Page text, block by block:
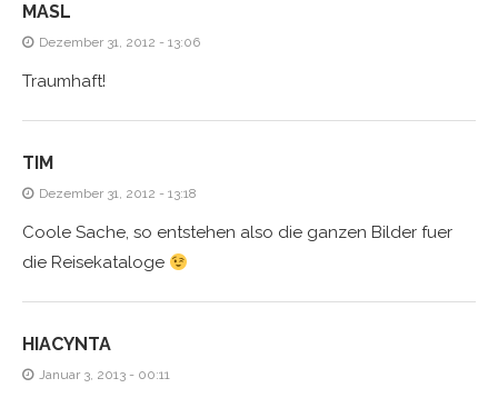
MASL
Dezember 31, 2012 - 13:06
Traumhaft!
TIM
Dezember 31, 2012 - 13:18
Coole Sache, so entstehen also die ganzen Bilder fuer
die Reisekataloge
HIACYNTA
Januar 3, 2013 - 00:11